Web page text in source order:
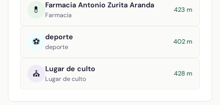
💊 Farmacia Antonio Zurita Aranda
Farmacia
423 m
⚽ deporte
deporte
402 m
⛪ Lugar de culto
Lugar de culto
428 m